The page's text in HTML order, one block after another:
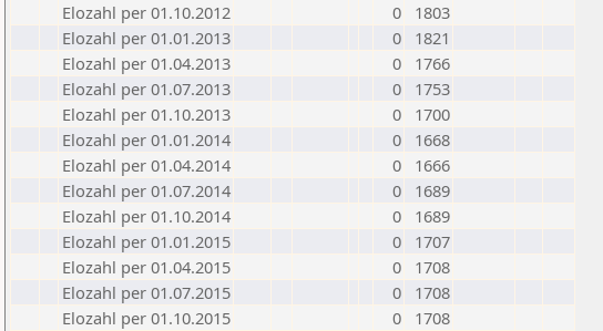
Elozahl per 01.10.2012
0
1803
Elozahl per 01.01.2013
0
1821
Elozahl per 01.04.2013
0
1766
Elozahl per 01.07.2013
0
1753
Elozahl per 01.10.2013
0
1700
Elozahl per 01.01.2014
0
1668
Elozahl per 01.04.2014
0
1666
Elozahl per 01.07.2014
0
1689
Elozahl per 01.10.2014
0
1689
Elozahl per 01.01.2015
0
1707
Elozahl per 01.04.2015
0
1708
Elozahl per 01.07.2015
0
1708
Elozahl per 01.10.2015
0
1708